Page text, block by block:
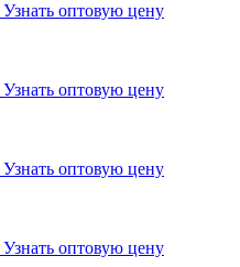
Узнать оптовую цену
Узнать оптовую цену
Узнать оптовую цену
Узнать оптовую цену